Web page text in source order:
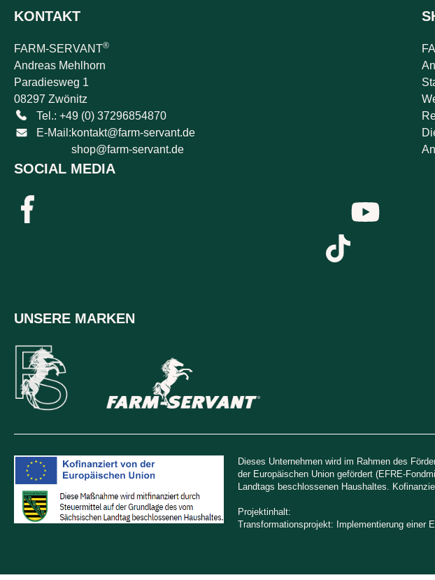
KONTAKT
FARM-SERVANT®
Andreas Mehlhorn
Paradiesweg 1
08297 Zwönitz
Tel.: +49 (0) 37296854870
E-Mail:kontakt@farm-servant.de
shop@farm-servant.de
SOCIAL MEDIA
UNSERE MARKEN
Dieses Unternehmen wird im Rahmen des
der Europäischen Union gefördert (EFRE-
Landtags beschlossenen Haushaltes.
Projektinhalt:
Transformationsprojekt: Implementierung einer